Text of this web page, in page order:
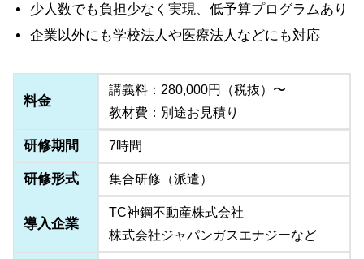
少人数でも負担少なく実現、低予算プログラムあり
企業以外にも学校法人や医療法人などにも対応
料金
講義料：280,000円（税抜）〜
教材費：別途お見積り
研修期間 7時間
研修形式 集合研修（派遣）
導入企業
TC神鋼不動産株式会社
株式会社ジャパンガスエナジーなど